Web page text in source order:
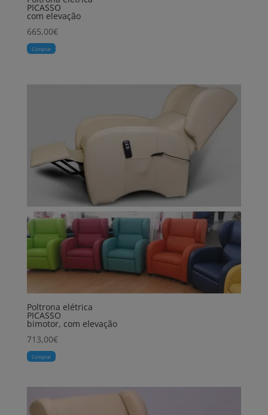
PICASSO
com elevação
665,00€
Comprar
Poltrona elétrica
PICASSO
bimotor, com elevação
713,00€
Comprar